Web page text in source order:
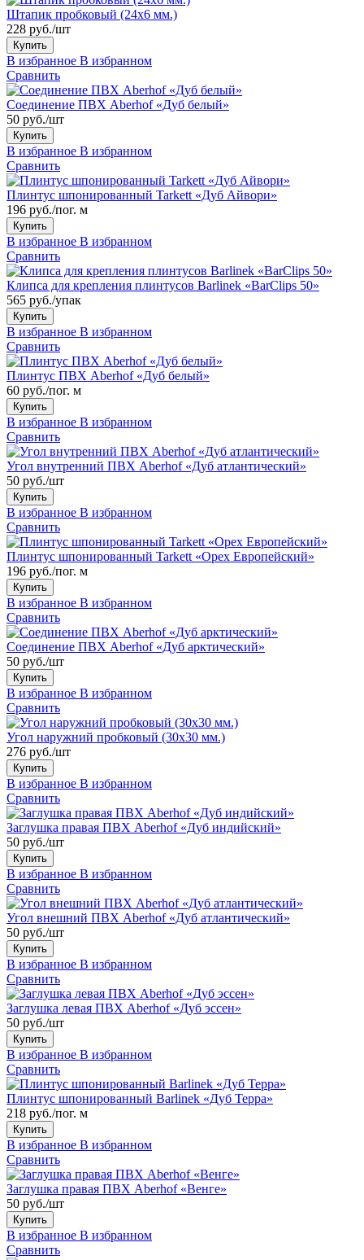
Штапик пробковый (24x6 мм.)
228 руб./шт
Купить
В избранное В избранном
Сравнить
Соединение ПВХ Aberhof «Дуб белый»
50 руб./шт
Купить
В избранное В избранном
Сравнить
Плинтус шпонированный Tarkett «Дуб Айвори»
196 руб./пог. м
Купить
В избранное В избранном
Сравнить
Клипса для крепления плинтусов Barlinek «BarClips 50»
565 руб./упак
Купить
В избранное В избранном
Сравнить
Плинтус ПВХ Aberhof «Дуб белый»
60 руб./пог. м
Купить
В избранное В избранном
Сравнить
Угол внутренний ПВХ Aberhof «Дуб атлантический»
50 руб./шт
Купить
В избранное В избранном
Сравнить
Плинтус шпонированный Tarkett «Орех Европейский»
196 руб./пог. м
Купить
В избранное В избранном
Сравнить
Соединение ПВХ Aberhof «Дуб арктический»
50 руб./шт
Купить
В избранное В избранном
Сравнить
Угол наружний пробковый (30x30 мм.)
276 руб./шт
Купить
В избранное В избранном
Сравнить
Заглушка правая ПВХ Aberhof «Дуб индийский»
50 руб./шт
Купить
В избранное В избранном
Сравнить
Угол внешний ПВХ Aberhof «Дуб атлантический»
50 руб./шт
Купить
В избранное В избранном
Сравнить
Заглушка левая ПВХ Aberhof «Дуб эссен»
50 руб./шт
Купить
В избранное В избранном
Сравнить
Плинтус шпонированный Barlinek «Дуб Терра»
218 руб./пог. м
Купить
В избранное В избранном
Сравнить
Заглушка правая ПВХ Aberhof «Венге»
50 руб./шт
Купить
В избранное В избранном
Сравнить